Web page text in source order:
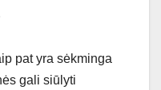
pat yra sėkminga
gali siūlyti